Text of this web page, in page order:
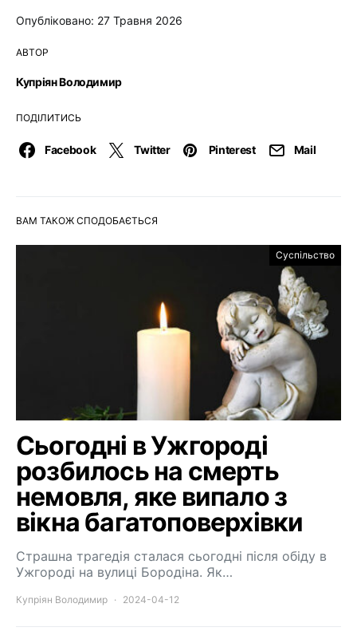
Опубліковано: 27 Травня 2026
АВТОР
Купріян Володимир
ПОДІЛИТИСЬ
Facebook Twitter Pinterest Mail
ВАМ ТАКОЖ СПОДОБАЄТЬСЯ
Суспільство
Сьогодні в Ужгороді
розбилось на смерть
немовля, яке випало з
вікна багатоповерхівки
Страшна трагедія сталася сьогодні після обіду в
Ужгороді на вулиці Бородіна. Як…
Купріян Володимир 2024-04-12